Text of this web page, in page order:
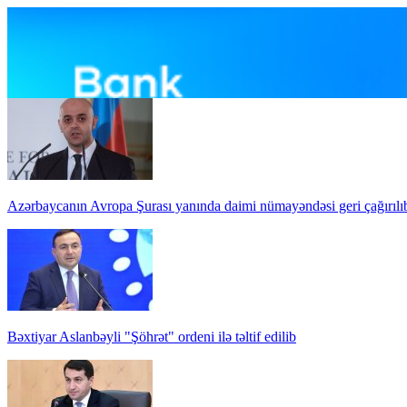
Azərbaycanın Avropa Şurası yanında daimi nümayəndəsi geri
Bəxtiyar Aslanbəyli "Şöhrət" ordeni ilə təltif edilib